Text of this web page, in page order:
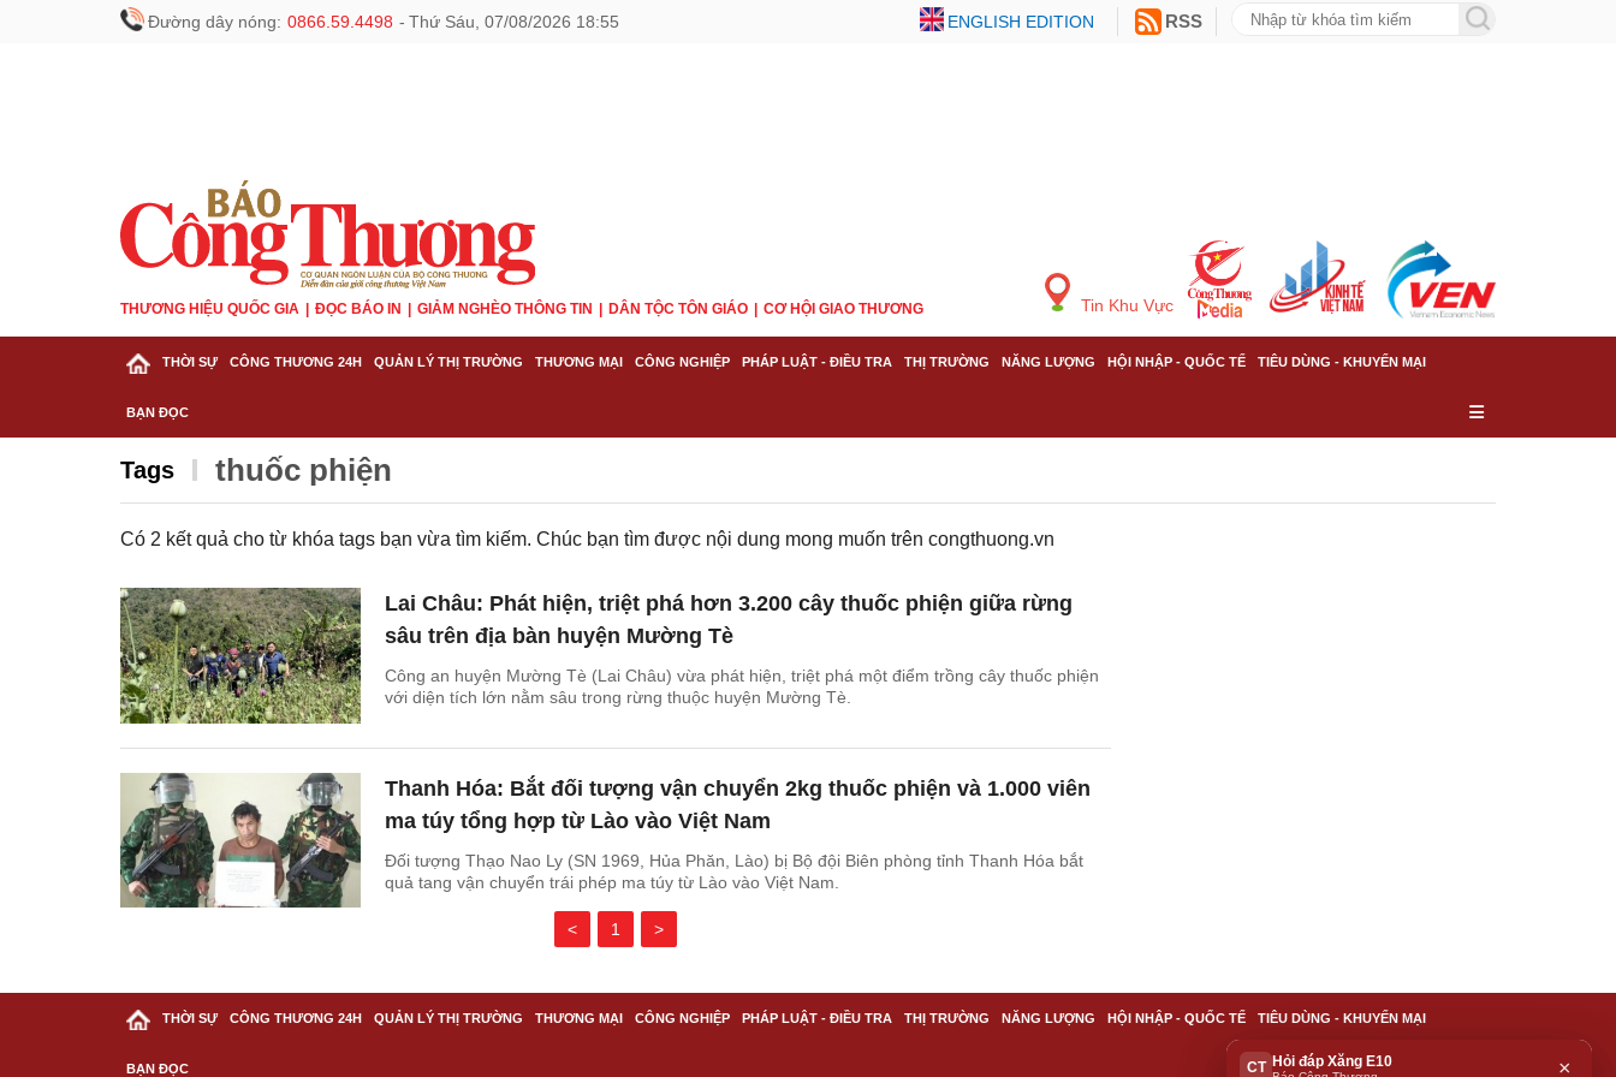
Đường dây nóng: 0866.59.4498 - Thứ Sáu, 07/08/2026 18:55 RSS
ENGLISH EDITION
THƯƠNG HIỆU QUỐC GIA ĐỌC BÁO IN GIẢM NGHÈO THÔNG TIN DÂN TỘC TÔN GIÁO CƠ HỘI GIAO THƯƠNG Tin Khu Vực
THỜI SỰ CÔNG THƯƠNG 24H QUẢN LÝ THỊ TRƯỜNG THƯƠNG MẠI CÔNG NGHIỆP PHÁP LUẬT - ĐIỀU TRA THỊ TRƯỜNG NĂNG LƯỢNG HỘI NHẬP - QUỐC TẾ TIÊU DÙNG - KHUYẾN MẠI
BẠN ĐỌC
Tags thuốc phiện
Có 2 kết quả cho từ khóa tags bạn vừa tìm kiếm. Chúc bạn tìm được nội dung mong muốn trên congthuong.vn
Lai Châu: Phát hiện, triệt phá hơn 3.200 cây thuốc phiện giữa rừng
sâu trên địa bàn huyện Mường Tè
Công an huyện Mường Tè (Lai Châu) vừa phát hiện, triệt phá một điểm trồng cây thuốc phiện
với diện tích lớn nằm sâu trong rừng thuộc huyện Mường Tè.
Thanh Hóa: Bắt đối tượng vận chuyển 2kg thuốc phiện và 1.000 viên
ma túy tổng hợp từ Lào vào Việt Nam
Đối tượng Thạo Nao Ly (SN 1969, Hủa Phăn, Lào) bị Bộ đội Biên phòng tỉnh Thanh Hóa bắt
quả tang vận chuyển trái phép ma túy từ Lào vào Việt Nam.
< 1 >
THỜI SỰ CÔNG THƯƠNG 24H QUẢN LÝ THỊ TRƯỜNG THƯƠNG MẠI CÔNG NGHIỆP PHÁP LUẬT - ĐIỀU TRA THỊ TRƯỜNG NĂNG LƯỢNG HỘI NHẬP - QUỐC TẾ TIÊU DÙNG - KHUYẾN MẠI
BẠN ĐỌC CT Hỏi đáp Xăng E10 ×